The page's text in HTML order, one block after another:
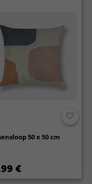
50 x 50 cm
€